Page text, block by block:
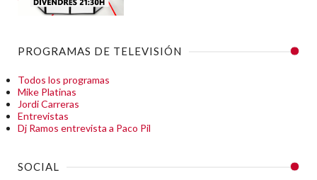
PROGRAMAS DE TELEVISIÓN
Todos los programas
Mike Platinas
Jordi Carreras
Entrevistas
Dj Ramos entrevista a Paco Pil
SOCIAL